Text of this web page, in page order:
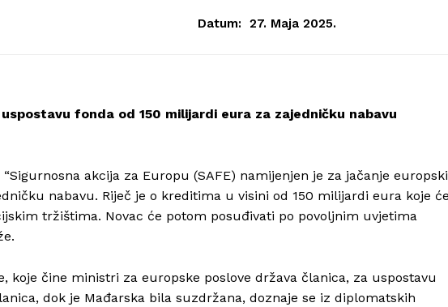
Datum: 27. Maja 2025.
fonda od 150 milijardi eura za zajedničku nabavu
akcija za Europu (SAFE) namijenjen je za jačanje
nabavu. Riječ je o kreditima u visini od 150 milijardi eura koje
tržištima. Novac će potom posuđivati po povoljnim uvjetima
koje čine ministri za europske poslove država članica, za uspostavu
dok je Mađarska bila suzdržana, doznaje se iz diplomatskih